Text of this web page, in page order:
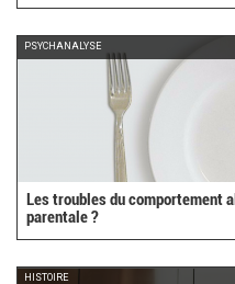
PSYCHANALYSE
Les troubles du comportement
parentale ?
HISTOIRE